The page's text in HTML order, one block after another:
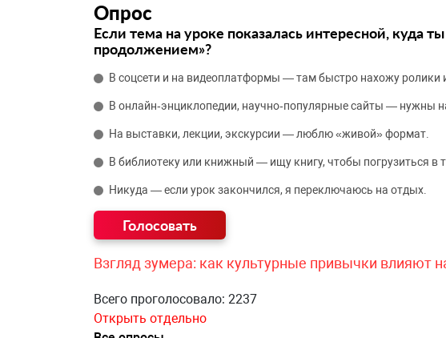
Опрос
Если тема на уроке показалась интересной, куда
продолжением»?
В соцсети и на видеоплатформы — там быстро нахожу ролики
В онлайн‑энциклопедии, научно‑популярные сайты — нужны
На выставки, лекции, экскурсии — люблю «живой» формат.
В библиотеку или книжный — ищу книгу, чтобы погрузиться в
Никуда — если урок закончился, я переключаюсь на отдых.
Взгляд зумера: как культурные привычки влияют
Всего проголосовало: 2237
Открыть отдельно